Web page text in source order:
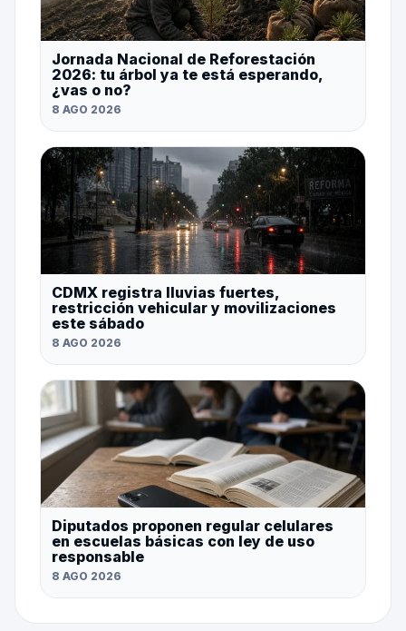
Jornada Nacional de Reforestación
2026: tu árbol ya te está esperando,
¿vas o no?
8 AGO 2026
CDMX registra lluvias fuertes,
restricción vehicular y movilizaciones
este sábado
8 AGO 2026
Diputados proponen regular celulares
en escuelas básicas con ley de uso
responsable
8 AGO 2026